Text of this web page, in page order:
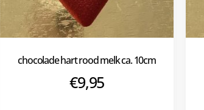
chocolade hart rood melk ca. 10cm
€9,95